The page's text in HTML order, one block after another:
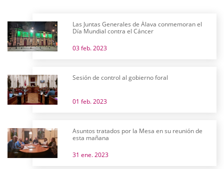
Las Juntas Generales de Álava conmemoran el
Día Mundial contra el Cáncer
03 feb. 2023
Sesión de control al gobierno foral
01 feb. 2023
Asuntos tratados por la Mesa en su reunión de
esta mañana
31 ene. 2023